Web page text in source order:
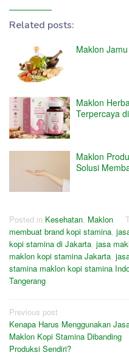
Related posts:
Maklon
Maklon
Terpercaya
Maklon
Solusi
Posted in Kesehatan, Maklon
membuat brand kopi stamina,
kopi stamina di Jakarta, jasa
maklon kopi stamina Jakarta,
stamina maklon kopi stamina
Tangerang
Post
navigation
Previous post
Kenapa Harus Menggunakan
Maklon Kopi Stamina Dibanding
Produksi Sendiri?